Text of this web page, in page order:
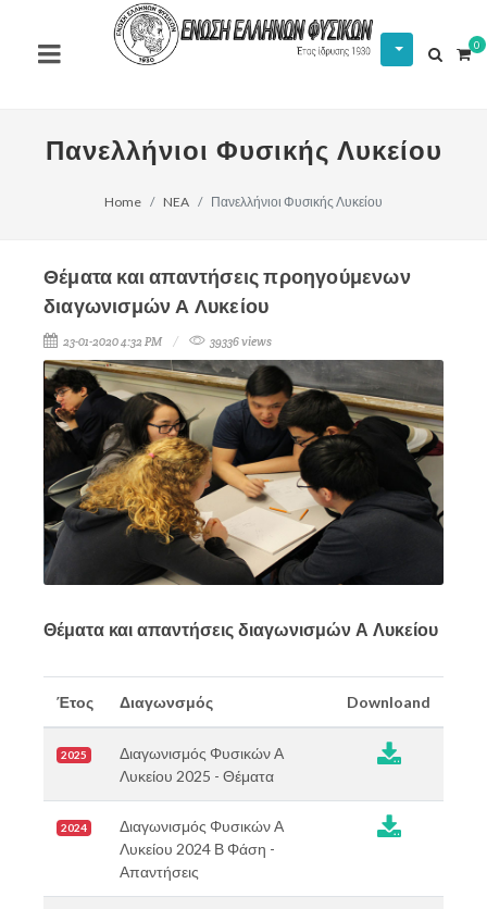
0
Πανελλήνιοι Φυσικής Λυκείου
Home NEA Πανελλήνιοι Φυσικής Λυκείου
Θέματα και απαντήσεις προηγούμενων
διαγωνισμών Α Λυκείου
23-01-2020 4:32 PM 39336 views
Θέματα και απαντήσεις διαγωνισμών Α Λυκείου
Έτος Διαγωνσμός Downloand
2025
Διαγωνισμός Φυσικών Α
Λυκείου 2025 - Θέματα

2024
Διαγωνισμός Φυσικών Α
Λυκείου 2024 Β Φάση -
Απαντήσεις
